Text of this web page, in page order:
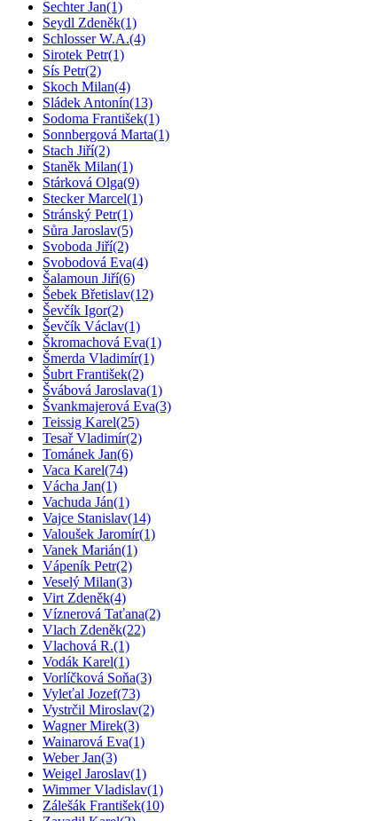
Sechter Jan(1)
Seydl Zdeněk(1)
Schlosser W.A.(4)
Sirotek Petr(1)
Sís Petr(2)
Skoch Milan(4)
Sládek Antonín(13)
Sodoma František(1)
Sonnbergová Marta(1)
Stach Jiří(2)
Staněk Milan(1)
Stárková Olga(9)
Stecker Marcel(1)
Stránský Petr(1)
Sůra Jaroslav(5)
Svoboda Jiří(2)
Svobodová Eva(4)
Šalamoun Jiří(6)
Šebek Břetislav(12)
Ševčík Igor(2)
Ševčík Václav(1)
Škromachová Eva(1)
Šmerda Vladimír(1)
Šubrt František(2)
Švábová Jaroslava(1)
Švankmajerová Eva(3)
Teissig Karel(25)
Tesař Vladimír(2)
Tománek Jan(6)
Vaca Karel(74)
Vácha Jan(1)
Vachuda Ján(1)
Vajce Stanislav(14)
Valoušek Jaromír(1)
Vanek Marián(1)
Vápeník Petr(2)
Veselý Milan(3)
Virt Zdeněk(4)
Víznerová Taťana(2)
Vlach Zdeněk(22)
Vlachová R.(1)
Vodák Karel(1)
Vorlíčková Soňa(3)
Vyleťal Jozef(73)
Vystrčil Miroslav(2)
Wagner Mirek(3)
Wainarová Eva(1)
Weber Jan(3)
Weigel Jaroslav(1)
Wimmer Vladislav(1)
Zálešák František(10)